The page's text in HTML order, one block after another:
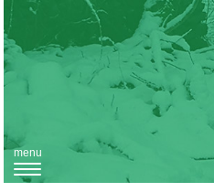
T
menu